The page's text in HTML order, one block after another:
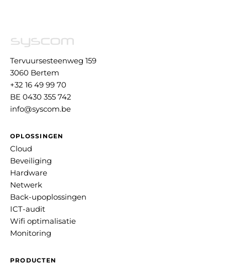
Tervuursesteenweg 159
3060 Bertem
+32 16 49 99 70
BE 0430 355 742
info@syscom.be
OPLOSSINGEN
Cloud
Beveiliging
Hardware
Netwerk
Back-upoplossingen
ICT-audit
Wifi optimalisatie
Monitoring
PRODUCTEN